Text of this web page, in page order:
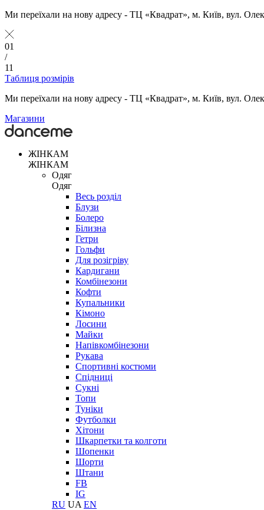
Ми переїхали на нову адресу - ТЦ «Квадрат», м. Київ, вул.
01
/
11
Таблиця розмірів
Ми переїхали на нову адресу - ТЦ «Квадрат», м. Київ, вул.
Магазини
ЖІНКАМ
ЖІНКАМ
Одяг
Одяг
Весь розділ
Блузи
Болеро
Білизна
Гетри
Гольфи
Для розігріву
Кардигани
Комбінезони
Кофти
Купальники
Кімоно
Лосини
Майки
Напівкомбінезони
Рукава
Спортивні костюми
Спідниці
Сукні
Топи
Туніки
Футболки
Хітони
Шкарпетки та колготи
Шопенки
Шорти
Штани
FB
IG
RU UA EN